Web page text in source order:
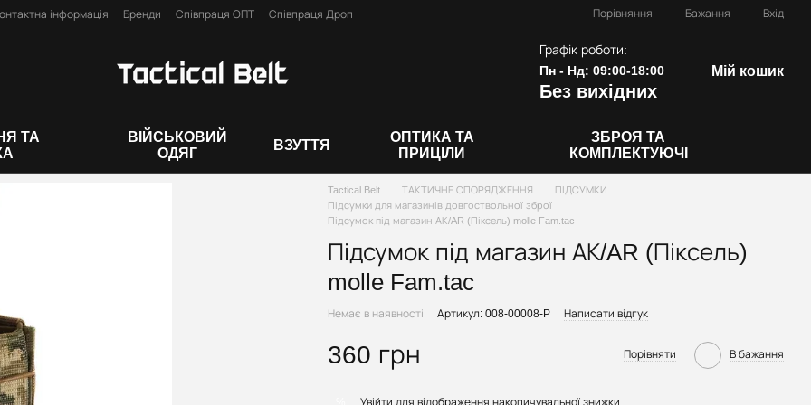
інформація Бренди Співпраця ОПТ
Співпраця Дроп
Порівняння Бажання Вхід
Графік роботи:
Пн - Нд: 09:00-18:00
Без вихідних
Мій кошик
ТА
ВІЙСЬКОВИЙ
ОДЯГ
ВЗУТТЯ
ОПТИКА ТА
ПРИЦІЛИ
ЗБРОЯ ТА
КОМПЛЕКТУЮЧІ
Tactical Belt ТАКТИЧНЕ СПОРЯДЖЕННЯ
ПІДСУМКИ
Підсумки для магазинів довгоствольної зброї
Підсумок під магазин АК/AR (Піксель) molle Fam.tac
Підсумок під магазин АК/AR (Піксель)
molle Fam.tac
Немає в наявності Артикул: 008-00008-P Написати відгук
360 грн Порівняти В бажання
Увійти для відображення накопичувальної знижки